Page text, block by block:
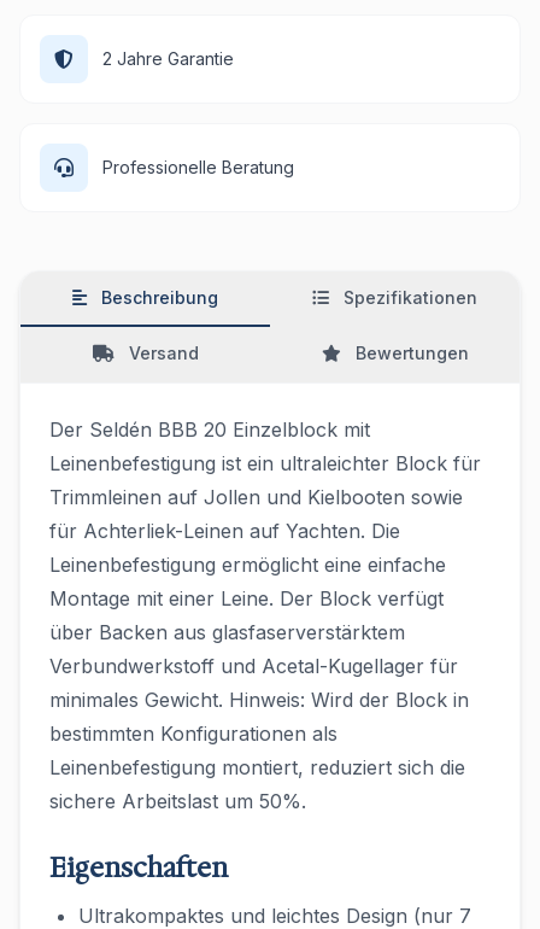
2 Jahre Garantie
Professionelle Beratung
Beschreibung Spezifikationen
Versand Bewertungen
Der Seldén BBB 20 Einzelblock mit
Leinenbefestigung ist ein ultraleichter Block für
Trimmleinen auf Jollen und Kielbooten sowie
für Achterliek-Leinen auf Yachten. Die
Leinenbefestigung ermöglicht eine einfache
Montage mit einer Leine. Der Block verfügt
über Backen aus glasfaserverstärktem
Verbundwerkstoff und Acetal-Kugellager für
minimales Gewicht. Hinweis: Wird der Block in
bestimmten Konfigurationen als
Leinenbefestigung montiert, reduziert sich die
sichere Arbeitslast um 50%.
Eigenschaften
Ultrakompaktes und leichtes Design (nur 7